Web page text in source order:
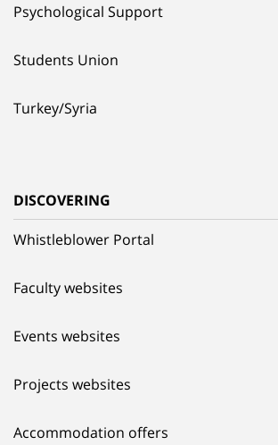
Psychological Support
Students Union
Turkey/Syria
DISCOVERING
Whistleblower Portal
Faculty websites
Events websites
Projects websites
Accommodation offers